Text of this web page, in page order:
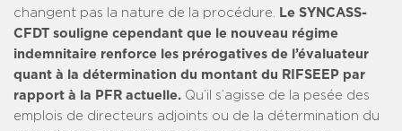
changent pas la nature de la procédure.
Le SYNCASS-
CFDT souligne cependant que le nouveau régime
indemnitaire renforce les prérogatives de l’évaluateur
quant à la détermination du montant du RIFSEEP par
rapport à la PFR actuelle. Qu’il s’agisse de la pesée des
emplois de directeurs adjoints ou de la détermination du